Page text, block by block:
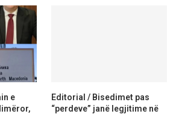
e
Editorial / Bisedimet pas
“perdeve” janë legjitime në